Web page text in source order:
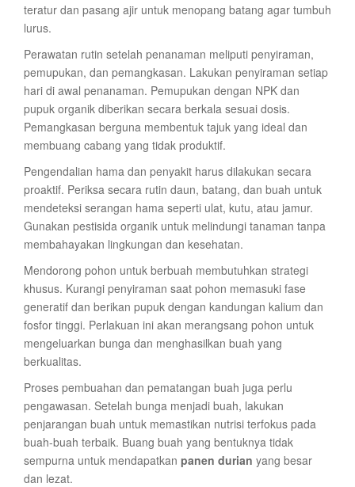
teratur dan pasang ajir untuk menopang batang agar tumbuh
lurus.
Perawatan rutin setelah penanaman meliputi penyiraman,
pemupukan, dan pemangkasan. Lakukan penyiraman setiap
hari di awal penanaman. Pemupukan dengan NPK dan
pupuk organik diberikan secara berkala sesuai dosis.
Pemangkasan berguna membentuk tajuk yang ideal dan
membuang cabang yang tidak produktif.
Pengendalian hama dan penyakit harus dilakukan secara
proaktif. Periksa secara rutin daun, batang, dan buah untuk
mendeteksi serangan hama seperti ulat, kutu, atau jamur.
Gunakan pestisida organik untuk melindungi tanaman tanpa
membahayakan lingkungan dan kesehatan.
Mendorong pohon untuk berbuah membutuhkan strategi
khusus. Kurangi penyiraman saat pohon memasuki fase
generatif dan berikan pupuk dengan kandungan kalium dan
fosfor tinggi. Perlakuan ini akan merangsang pohon untuk
mengeluarkan bunga dan menghasilkan buah yang
berkualitas.
Proses pembuahan dan pematangan buah juga perlu
pengawasan. Setelah bunga menjadi buah, lakukan
penjarangan buah untuk memastikan nutrisi terfokus pada
buah-buah terbaik. Buang buah yang bentuknya tidak
sempurna untuk mendapatkan panen durian yang besar
dan lezat.